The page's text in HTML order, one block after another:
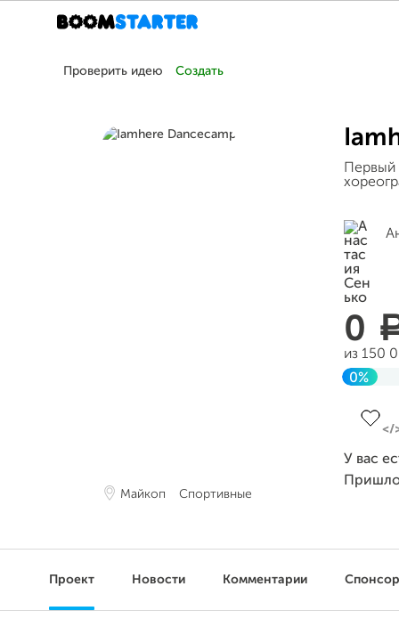
Проверить идею Создать
Майкоп Спортивные
0
из 150
0%
У вас
Проект Новости Комментарии